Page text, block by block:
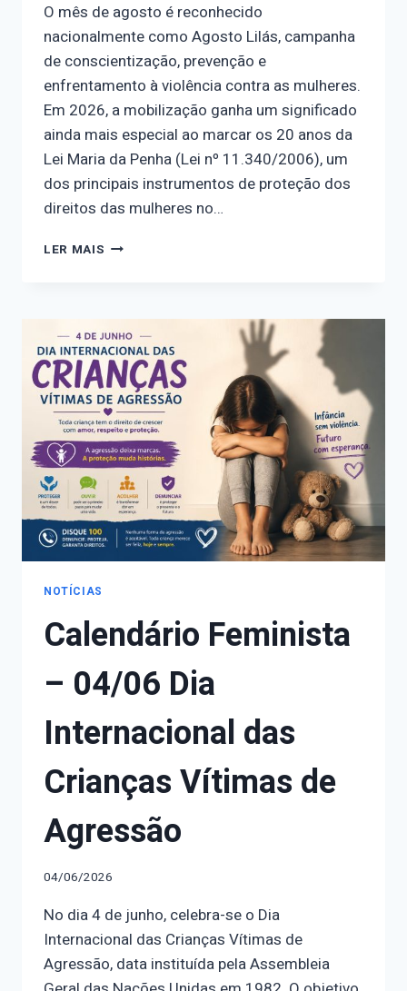
O mês de agosto é reconhecido
nacionalmente como Agosto Lilás, campanha
de conscientização, prevenção e
enfrentamento à violência contra as mulheres.
Em 2026, a mobilização ganha um significado
ainda mais especial ao marcar os 20 anos da
Lei Maria da Penha (Lei nº 11.340/2006), um
dos principais instrumentos de proteção dos
direitos das mulheres no…
LER MAIS AGOSTO
ANOS
DA
LEI
MARIA
DA
PENHA
COM
PROGRAMAÇÃO
VOLTADA
AO
ENFRENTAMENTO
DA
MULHERES
EM
NOTÍCIAS
Calendário Feminista
– 04/06 Dia
Internacional das
Crianças Vítimas de
Agressão
04/06/2026
No dia 4 de junho, celebra-se o Dia
Internacional das Crianças Vítimas de
Agressão, data instituída pela Assembleia